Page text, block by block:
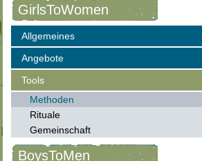
GirlsToWomen
Allgemeines
Angebote
Tools
Methoden
Rituale
Gemeinschaft
BoysToMen